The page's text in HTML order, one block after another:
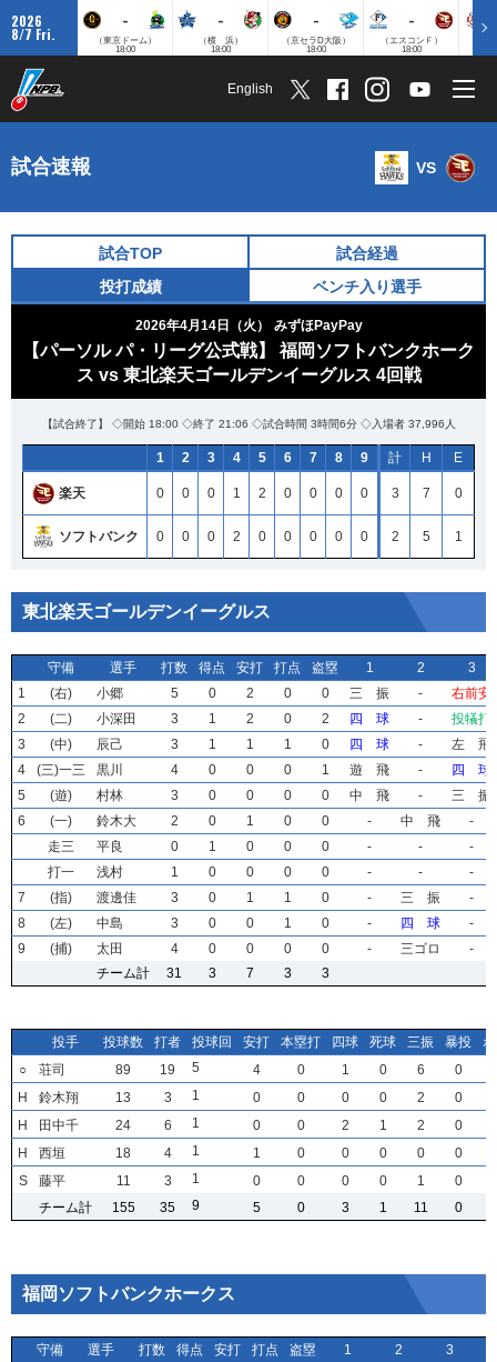
2026
8/7 Fri.
-
（東京ドーム）
18:00
-
（横 浜）
18:00
-
（京セラD大阪）
18:00
-
（エスコンＦ）
18:00
English
試合速報 VS
試合TOP
試合経過
投打成績
ベンチ入り選手
2026年4月14日（火） みずほPayPay
【パーソル パ・リーグ公式戦】 福岡ソフトバンクホーク
ス vs 東北楽天ゴールデンイーグルス 4回戦
【試合終了】 ◇開始 18:00 ◇終了 21:06 ◇試合時間 3時間6分 ◇入場者 37,996人
1 2 3 4 5 6 7 8 9 計 H E
楽天 0 0 0 1 2 0 0 0 0 3 7 0
ソフトバンク 0 0 0 2 0 0 0 0 0 2 5 1
東北楽天ゴールデンイーグルス
守備 選手 打数 得点 安打 打点 盗塁 1 2
3
1
(右) 小郷 5 0 2 0 0 三 振 -
右前安
2
(二) 小深田 3 1 2 0 2 四 球 -
投犠打
3
(中) 辰己 3 1 1 1 0 四 球 -
左 飛
4
(三)一三 黒川 4 0 0 0 1 遊 飛 -
四 球
5
(遊) 村林 3 0 0 0 0 中 飛 -
三 振
6
(一) 鈴木大 2 0 1 0 0 - 中 飛
-
走三
平良 0 1 0 0 0 - -
-
打一
浅村 1 0 0 0 0 - -
-
7
(指) 渡邊佳 3 0 1 1 0 - 三 振
-
8
(左) 中島 3 0 0 1 0 - 四 球
-
9
(捕) 太田 4 0 0 0 0 - 三ゴロ
-
チーム計
31 3 7 3 3
守備 選手 打数 得点 安打 打点 盗塁 1 2
3
1
(右) 小郷 5 0 2 0 0 三 振 -
右前安
2
(二) 小深田 3 1 2 0 2 四 球 -
投犠打
3
(中) 辰己 3 1 1 1 0 四 球 -
左 飛
4
(三)一三 黒川 4 0 0 0 1 遊 飛 -
四 球
5
(遊) 村林 3 0 0 0 0 中 飛 -
三 振
6
(一) 鈴木大 2 0 1 0 0 - 中 飛
-
走三
平良 0 1 0 0 0 - -
-
打一
浅村 1 0 0 0 0 - -
-
7
(指) 渡邊佳 3 0 1 1 0 - 三 振
-
8
(左) 中島 3 0 0 1 0 - 四 球
-
9
(捕) 太田 4 0 0 0 0 - 三ゴロ
-
チーム計
31 3 7 3 3
守備 選手 打数 得点 安打 打点 盗塁 1 2
3
1
(右) 小郷 5 0 2 0 0 三 振 -
右前安
2
(二) 小深田 3 1 2 0 2 四 球 -
投犠打
3
(中) 辰己 3 1 1 1 0 四 球 -
左 飛
4
(三)一三 黒川 4 0 0 0 1 遊 飛 -
四 球
5
(遊) 村林 3 0 0 0 0 中 飛 -
三 振
6
(一) 鈴木大 2 0 1 0 0 - 中 飛
-
走三
平良 0 1 0 0 0 - -
-
打一
浅村 1 0 0 0 0 - -
-
7
(指) 渡邊佳 3 0 1 1 0 - 三 振
-
8
(左) 中島 3 0 0 1 0 - 四 球
-
9
(捕) 太田 4 0 0 0 0 - 三ゴロ
-
チーム計
31 3 7 3 3
守備 選手 打数 得点 安打 打点 盗塁 1 2
3
1
(右) 小郷 5 0 2 0 0 三 振 -
右前安
2
(二) 小深田 3 1 2 0 2 四 球 -
投犠打
3
(中) 辰己 3 1 1 1 0 四 球 -
左 飛
4
(三)一三 黒川 4 0 0 0 1 遊 飛 -
四 球
5
(遊) 村林 3 0 0 0 0 中 飛 -
三 振
6
(一) 鈴木大 2 0 1 0 0 - 中 飛
-
走三
平良 0 1 0 0 0 - -
-
打一
浅村 1 0 0 0 0 - -
-
7
(指) 渡邊佳 3 0 1 1 0 - 三 振
-
8
(左) 中島 3 0 0 1 0 - 四 球
-
9
(捕) 太田 4 0 0 0 0 - 三ゴロ
-
チーム計
31 3 7 3 3
投手 投球数 打者 投球回 安打 本塁打 四球 死球 三振 暴投
○
荘司 89 19 5 4 0 1 0 6
0
H
鈴木翔 13 3 1 0 0 0 0 2
0
H
田中千 24 6 1 0 0 2 1 2
0
H
西垣 18 4 1 1 0 0 0 0
0
S
藤平 11 3 1 0 0 0 0 1
0
チーム計
155 35 9 5 0 3 1 11 0
投手 投球数 打者 投球回 安打 本塁打 四球 死球 三振 暴投
○
荘司 89 19 5 4 0 1 0 6
0
H
鈴木翔 13 3 1 0 0 0 0 2
0
H
田中千 24 6 1 0 0 2 1 2
0
H
西垣 18 4 1 1 0 0 0 0
0
S
藤平 11 3 1 0 0 0 0 1
0
チーム計
155 35 9 5 0 3 1 11 0
投手 投球数 打者 投球回 安打 本塁打 四球 死球 三振 暴投
○
荘司 89 19 5 4 0 1 0 6
0
H
鈴木翔 13 3 1 0 0 0 0 2
0
H
田中千 24 6 1 0 0 2 1 2
0
H
西垣 18 4 1 1 0 0 0 0
0
S
藤平 11 3 1 0 0 0 0 1
0
チーム計
155 35 9 5 0 3 1 11 0
投手 投球数 打者 投球回 安打 本塁打 四球 死球 三振 暴投
○
荘司 89 19 5 4 0 1 0 6
0
H
鈴木翔 13 3 1 0 0 0 0 2
0
H
田中千 24 6 1 0 0 2 1 2
0
H
西垣 18 4 1 1 0 0 0 0
0
S
藤平 11 3 1 0 0 0 0 1
0
チーム計
155 35 9 5 0 3 1 11 0
福岡ソフトバンクホークス
守備 選手 打数 得点 安打 打点 盗塁 1 2
3
守備 選手 打数 得点 安打 打点 盗塁 1 2
3
守備 選手 打数 得点 安打 打点 盗塁 1 2
3
守備 選手 打数 得点 安打 打点 盗塁 1 2
3